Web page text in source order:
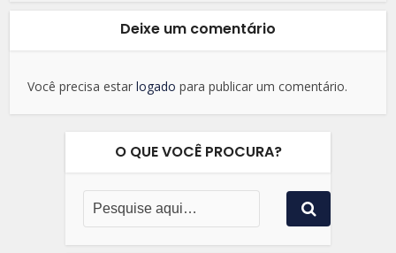
Deixe um comentário
Você precisa estarlogado para publicar um comentário.
O QUE VOCÊ PROCURA?